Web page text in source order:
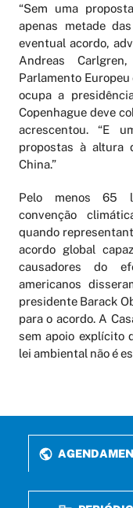
“Sem uma
apenas metade
eventual acordo,
Andreas
Parlamento
ocupa a
Copenhague deve
acrescentou. “E
propostas à altura
China.”
Pelo menos 65
convenção
quando
acordo global
causadores do
americanos
presidente Barack
para o acordo. A
sem apoio explícito
lei ambiental não é